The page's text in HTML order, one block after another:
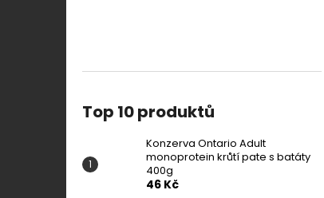
Top 10 produktů
Konzerva Ontario Adult
monoprotein krůtí pate s batáty
400g
46 Kč